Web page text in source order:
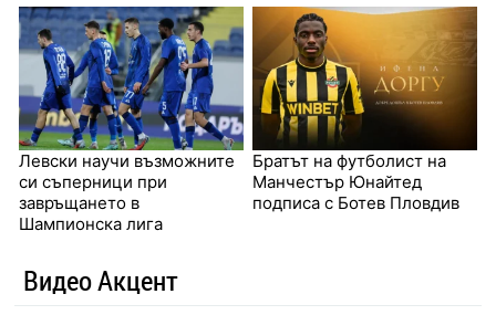
Левски научи възможните
си съперници при
завръщането в
Шампионска лига
Братът на футболист на
Манчестър Юнайтед
подписа с Ботев Пловдив
Видео Акцент